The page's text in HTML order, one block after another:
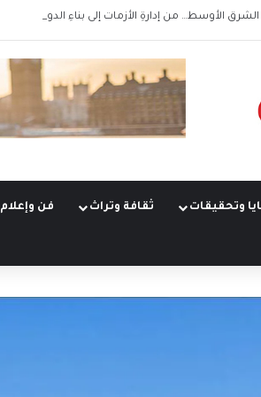
الأوسط… من إدارةِ الأزمات إلى بناءِ الدور
وتحقيقات ثقافة وتراث فن وإعلام